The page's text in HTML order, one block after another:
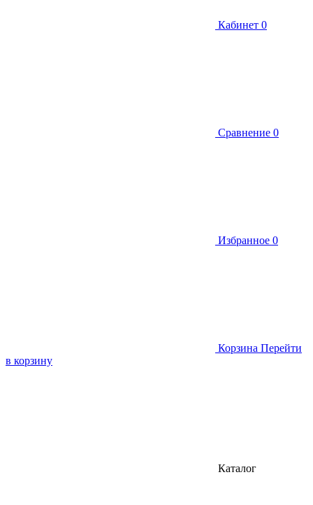
Кабинет 0
Сравнение 0
Избранное 0
Корзина Перейти
в корзину
Каталог